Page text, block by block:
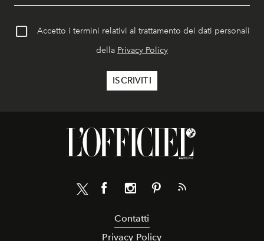
Accetto i termini relativi al trattamento dei dati personali
della Privacy Policy
Contatti
Privacy Policy